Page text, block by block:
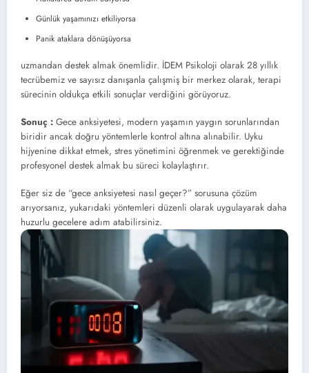
Günlük yaşamınızı etkiliyorsa
Panik ataklara dönüşüyorsa
uzmandan destek almak önemlidir. İDEM Psikoloji olarak 28 yıllık
tecrübemiz ve sayısız danışanla çalışmiş bir merkez olarak, terapi
sürecinin oldukça etkili sonuçlar verdiğini görüyoruz.
Sonuç : Gece anksiyetesi, modern yaşamın yaygın sorunlarından
biridir ancak doğru yöntemlerle kontrol altına alınabilir. Uyku
hijyenine dikkat etmek, stres yönetimini öğrenmek ve gerektiğinde
profesyonel destek almak bu süreci kolaylaştırır.
Eğer siz de “gece anksiyetesi nasıl geçer?” sorusuna çözüm
arıyorsanız, yukarıdaki yöntemleri düzenli olarak uygulayarak daha
huzurlu gecelere adım atabilirsiniz.